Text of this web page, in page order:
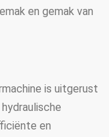
en gemak van
is uitgerust
en